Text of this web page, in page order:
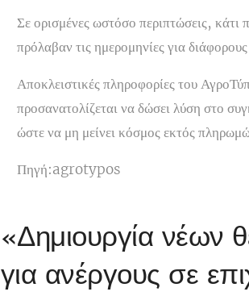
Σε ορισμένες ωστόσο περιπτώσεις,
πρόλαβαν τις ημερομηνίες για
Αποκλειστικές πληροφορίες του
προσανατολίζεται να δώσει λύση στο
ώστε να μη μείνει κόσμος εκτός
Πηγή:agrotypos
«Δημιουργία νέων
για ανέργους σε